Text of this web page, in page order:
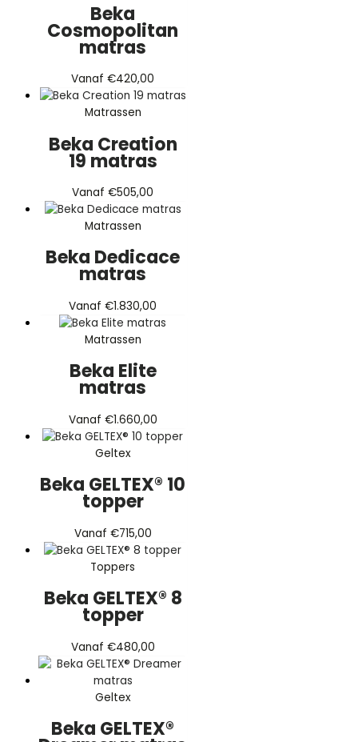
Beka
Cosmopolitan
matras
Vanaf €420,00
Matrassen
Beka Creation
19 matras
Vanaf €505,00
Matrassen
Beka Dedicace
matras
Vanaf €1.830,00
Matrassen
Beka Elite
matras
Vanaf €1.660,00
Geltex
Beka GELTEX® 10
topper
Vanaf €715,00
Toppers
Beka GELTEX® 8
topper
Vanaf €480,00
Geltex
Beka GELTEX®